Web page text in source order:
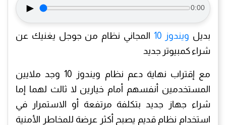
► 0:00
بديل ويندوز 10
المجاني نظام من جوجل يغنيك عن
شراء كمبيوتر جديد
مع إقتراب نهاية دعم نظام ويندوز 10 وجد ملايين
المستخدمين أنفسهم أمام خيارين لا ثالث لهما إما
شراء جهاز جديد بتكلفة مرتفعة أو الاستمرار في
استخدام نظام قديم يصبح أكثر عرضة للمخاطر الأمنية